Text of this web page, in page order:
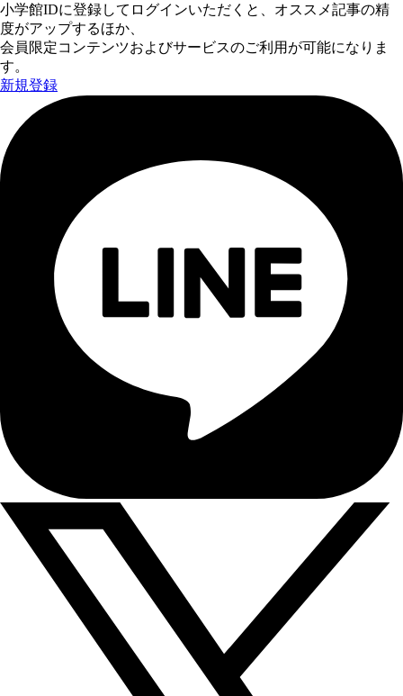
小学館IDに登録してログインいただくと、オススメ記事の精
度がアップするほか、
会員限定コンテンツおよびサービスのご利用が可能になりま
す。
新規登録